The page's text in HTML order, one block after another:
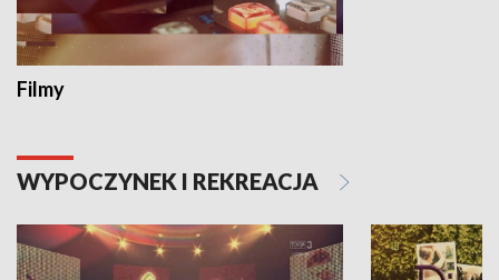
Filmy
WYPOCZYNEK I REKREACJA